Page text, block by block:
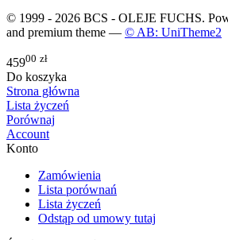
© 1999 - 2026 BCS - OLEJE FUCHS.
and premium theme — © AB: UniTheme2
45900 zł
Do koszyka
Strona główna
Lista życzeń
Porównaj
Account
Konto
Zamówienia
Lista porównań
Lista życzeń
Odstąp od umowy tutaj